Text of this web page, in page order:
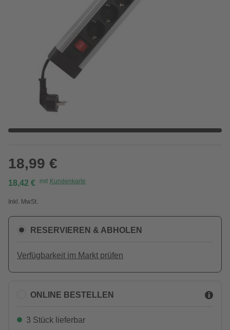
18,99 €
18,42 € mit Kundenkarte
Inkl. MwSt.
RESERVIEREN & ABHOLEN
Verfügbarkeit im Markt prüfen
ONLINE BESTELLEN
3 Stück lieferbar